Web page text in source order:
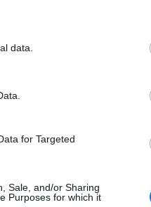
data.
for Targeted
Sale, and/or Sharing
Purposes for which it
»
»
¤
¤
miután
nem hivatalos
is, de ezúttal egy
városi